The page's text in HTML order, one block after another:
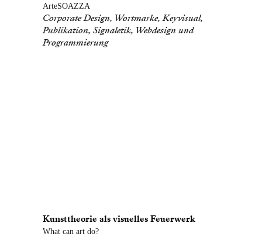
ArteSOAZZA
Corporate Design, Wortmarke, Keyvisual,
Publikation, Signaletik, Webdesign und
Programmierung
Kunsttheorie als visuelles Feuerwerk
What can art do?